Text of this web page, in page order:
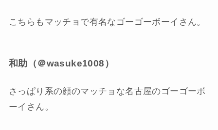
こちらもマッチョで有名なゴーゴーボーイさん。
和助（＠wasuke1008）
さっぱり系の顔のマッチョな名古屋のゴーゴーボ
ーイさん。